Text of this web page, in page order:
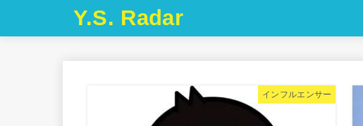
Y.S. Radar
インフルエンサー